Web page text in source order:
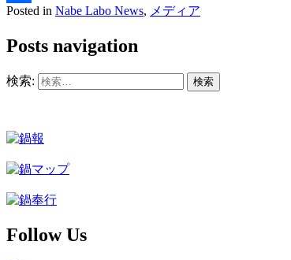
共
有
Posted in Nabe Labo News, メディア
Posts navigation
検索:
Follow Us